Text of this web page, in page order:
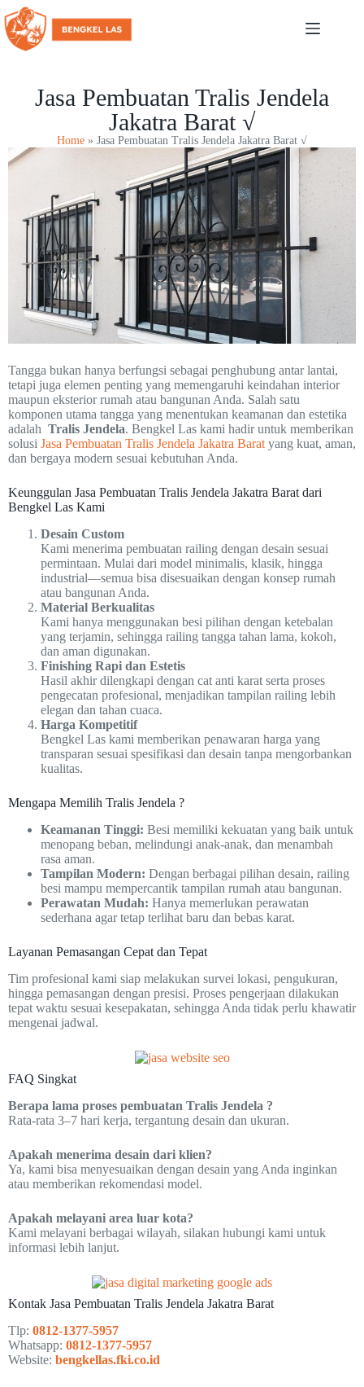
Jasa Pembuatan Tralis Jendela
Jakatra Barat √
Home » Jasa Pembuatan Tralis Jendela Jakatra Barat √
Tangga bukan hanya berfungsi sebagai penghubung antar lantai,
tetapi juga elemen penting yang memengaruhi keindahan interior
maupun eksterior rumah atau bangunan Anda. Salah satu
komponen utama tangga yang menentukan keamanan dan estetika
adalah Tralis Jendela. Bengkel Las kami hadir untuk memberikan
solusi Jasa Pembuatan Tralis Jendela Jakatra Barat yang kuat, aman,
dan bergaya modern sesuai kebutuhan Anda.
Keunggulan Jasa Pembuatan Tralis Jendela Jakatra Barat dari
Bengkel Las Kami
Desain Custom
Kami menerima pembuatan railing dengan desain sesuai
permintaan. Mulai dari model minimalis, klasik, hingga
industrial—semua bisa disesuaikan dengan konsep rumah
atau bangunan Anda.
Material Berkualitas
Kami hanya menggunakan besi pilihan dengan ketebalan
yang terjamin, sehingga railing tangga tahan lama, kokoh,
dan aman digunakan.
Finishing Rapi dan Estetis
Hasil akhir dilengkapi dengan cat anti karat serta proses
pengecatan profesional, menjadikan tampilan railing lebih
elegan dan tahan cuaca.
Harga Kompetitif
Bengkel Las kami memberikan penawaran harga yang
transparan sesuai spesifikasi dan desain tanpa mengorbankan
kualitas.
Mengapa Memilih Tralis Jendela ?
Keamanan Tinggi: Besi memiliki kekuatan yang baik untuk
menopang beban, melindungi anak-anak, dan menambah
rasa aman.
Tampilan Modern: Dengan berbagai pilihan desain, railing
besi mampu mempercantik tampilan rumah atau bangunan.
Perawatan Mudah: Hanya memerlukan perawatan
sederhana agar tetap terlihat baru dan bebas karat.
Layanan Pemasangan Cepat dan Tepat
Tim profesional kami siap melakukan survei lokasi, pengukuran,
hingga pemasangan dengan presisi. Proses pengerjaan dilakukan
tepat waktu sesuai kesepakatan, sehingga Anda tidak perlu khawatir
mengenai jadwal.
FAQ Singkat
Berapa lama proses pembuatan Tralis Jendela ?
Rata-rata 3–7 hari kerja, tergantung desain dan ukuran.
Apakah menerima desain dari klien?
Ya, kami bisa menyesuaikan dengan desain yang Anda inginkan
atau memberikan rekomendasi model.
Apakah melayani area luar kota?
Kami melayani berbagai wilayah, silakan hubungi kami untuk
informasi lebih lanjut.
Kontak Jasa Pembuatan Tralis Jendela Jakatra Barat
Tlp: 0812-1377-5957
Whatsapp: 0812-1377-5957
Website: bengkellas.fki.co.id